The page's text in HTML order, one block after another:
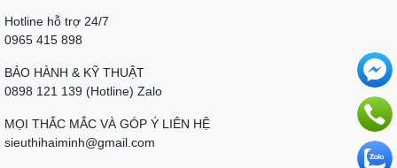
Hotline hỗ trợ 24/7
0965 415 898
BẢO HÀNH & KỸ THUẬT
0898 121 139 (Hotline) Zalo
MỌI THẮC MẮC VÀ GÓP Ý LIÊN HỆ
sieuthihaiminh@gmail.com